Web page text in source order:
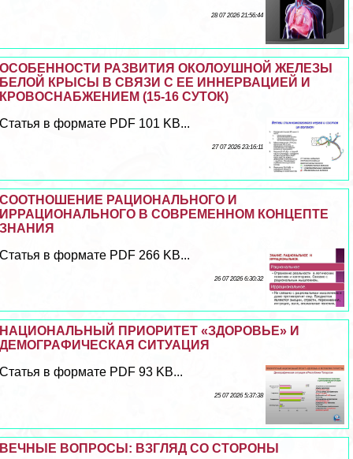
28 07 2026 21:56:44
ОСОБЕННОСТИ РАЗВИТИЯ ОКОЛОУШНОЙ ЖЕЛЕЗЫ
БЕЛОЙ КРЫСЫ В СВЯЗИ С ЕЕ ИННЕРВАЦИЕЙ И
КРОВОСНАБЖЕНИЕМ (15-16 СУТОК)
Статья в формате PDF 101 KB...
27 07 2026 23:16:11
СООТНОШЕНИЕ РАЦИОНАЛЬНОГО И
ИРРАЦИОНАЛЬНОГО В СОВРЕМЕННОМ КОНЦЕПТЕ
ЗНАНИЯ
Статья в формате PDF 266 KB...
26 07 2026 6:30:32
НАЦИОНАЛЬНЫЙ ПРИОРИТЕТ «ЗДОРОВЬЕ» И
ДЕМОГРАФИЧЕСКАЯ СИТУАЦИЯ
Статья в формате PDF 93 KB...
25 07 2026 5:37:38
ВЕЧНЫЕ ВОПРОСЫ: ВЗГЛЯД СО СТОРОНЫ